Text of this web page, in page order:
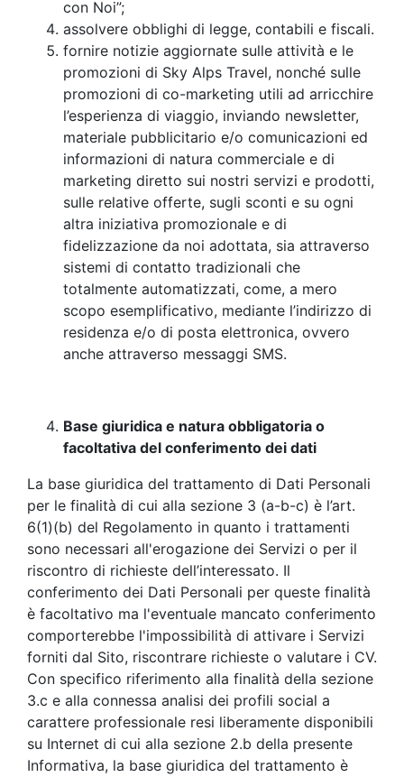
con Noi”;
assolvere obblighi di legge, contabili e fiscali.
fornire notizie aggiornate sulle attività e le
promozioni di Sky Alps Travel, nonché sulle
promozioni di co-marketing utili ad arricchire
l’esperienza di viaggio, inviando newsletter,
materiale pubblicitario e/o comunicazioni ed
informazioni di natura commerciale e di
marketing diretto sui nostri servizi e prodotti,
sulle relative offerte, sugli sconti e su ogni
altra iniziativa promozionale e di
fidelizzazione da noi adottata, sia attraverso
sistemi di contatto tradizionali che
totalmente automatizzati, come, a mero
scopo esemplificativo, mediante l’indirizzo di
residenza e/o di posta elettronica, ovvero
anche attraverso messaggi SMS.
Base giuridica e natura obbligatoria o
facoltativa del conferimento dei dati
La base giuridica del trattamento di Dati Personali
per le finalità di cui alla sezione 3 (a-b-c) è l’art.
6(1)(b) del Regolamento in quanto i trattamenti
sono necessari all'erogazione dei Servizi o per il
riscontro di richieste dell’interessato. Il
conferimento dei Dati Personali per queste finalità
è facoltativo ma l'eventuale mancato conferimento
comporterebbe l'impossibilità di attivare i Servizi
forniti dal Sito, riscontrare richieste o valutare i CV.
Con specifico riferimento alla finalità della sezione
3.c e alla connessa analisi dei profili social a
carattere professionale resi liberamente disponibili
su Internet di cui alla sezione 2.b della presente
Informativa, la base giuridica del trattamento è